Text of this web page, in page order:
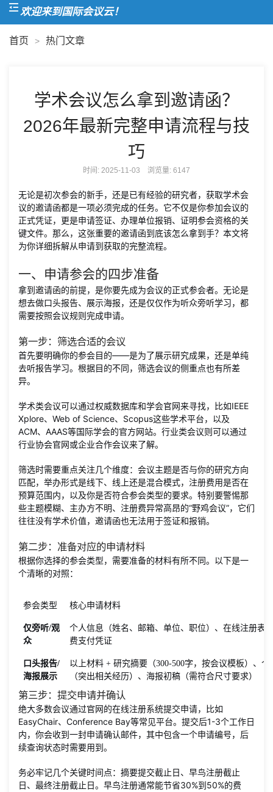
欢迎来到国际会议云！
首页 > 热门文章
学术会议怎么拿到邀请函？
2026年最新完整申请流程与技
巧
时间: 2025-11-03 浏览量: 6147
无论是初次参会的新手，还是已有经验的研究者，获取学术会
议的邀请函都是一项必须完成的任务。它不仅是你参加会议的
正式凭证，更是申请签证、办理单位报销、证明参会资格的关
键文件。那么，这张重要的邀请函到底该怎么拿到手？本文将
为你详细拆解从申请到获取的完整流程。
一、申请参会的四步准备
拿到邀请函的前提，是你要先成为会议的正式参会者。无论是
想去做口头报告、展示海报，还是仅仅作为听众旁听学习，都
需要按照会议规则完成申请。
第一步：筛选合适的会议
首先要明确你的参会目的——是为了展示研究成果，还是单纯
去听报告学习。根据目的不同，筛选会议的侧重点也有所差
异。
学术类会议可以通过权威数据库和学会官网来寻找，比如IEEE
Xplore、Web of Science、Scopus这些学术平台，以及
ACM、AAAS等国际学会的官方网站。行业类会议则可以通过
行业协会官网或企业合作会议来了解。
筛选时需要重点关注几个维度：会议主题是否与你的研究方向
匹配，举办形式是线下、线上还是混合模式，注册费用是否在
预算范围内，以及你是否符合参会类型的要求。特别要警惕那
些主题模糊、主办方不明、注册费异常高昂的“野鸡会议”，它们
往往没有学术价值，邀请函也无法用于签证和报销。
第二步：准备对应的申请材料
根据你选择的参会类型，需要准备的材料有所不同。以下是一
个清晰的对照：
参会类型 核心申请材料
仅旁听/观
众
个人信息（姓名、邮箱、单位、职位）、在线注册表
费支付凭证
口头报告/
海报展示
以上材料 + 研究摘要（300-500字，按会议模板）、个
（突出相关经历）、海报初稿（需符合尺寸要求）
第三步：提交申请并确认
绝大多数会议通过官网的在线注册系统提交申请，比如
EasyChair、Conference Bay等常见平台。提交后1-3个工作日
内，你会收到一封申请确认邮件，其中包含一个申请编号，后
续查询状态时需要用到。
务必牢记几个关键时间点：摘要提交截止日、早鸟注册截止
日、最终注册截止日。早鸟注册通常能节省30%到50%的费